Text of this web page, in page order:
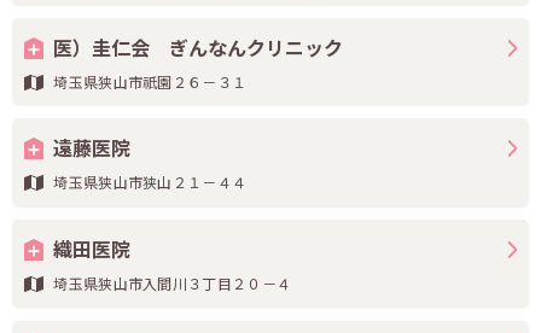
医）圭仁会 ぎんなんクリニック
埼玉県狭山市祇園２６－３１
遠藤医院
埼玉県狭山市狭山２１－４４
織田医院
埼玉県狭山市入間川３丁目２０－４